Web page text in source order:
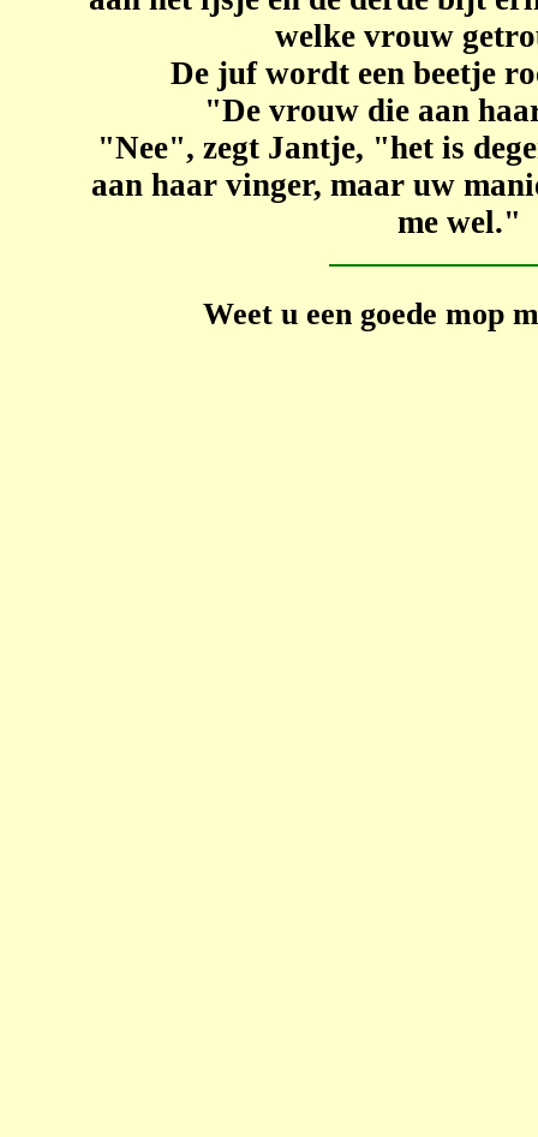
welke vrouw
De juf wordt een beetje
"De vrouw die aan
"Nee", zegt Jantje, "het is
aan haar vinger, maar uw
me wel."
Weet u een goede mop